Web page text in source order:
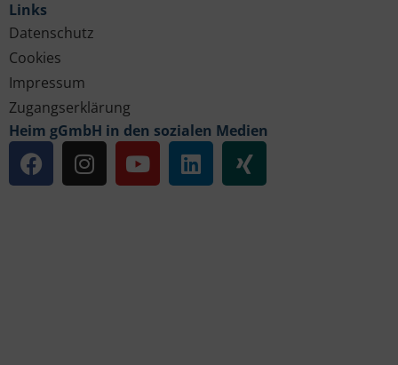
Links
Datenschutz
Cookies
Impressum
Zugangserklärung
Heim gGmbH in den sozialen Medien